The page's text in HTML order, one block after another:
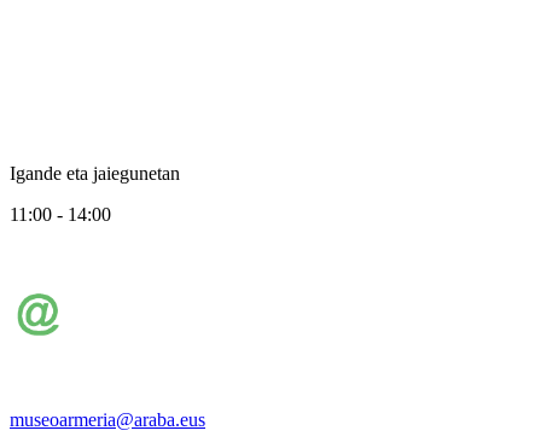
Igande eta jaiegunetan
11:00 - 14:00
museoarmeria@araba.eus